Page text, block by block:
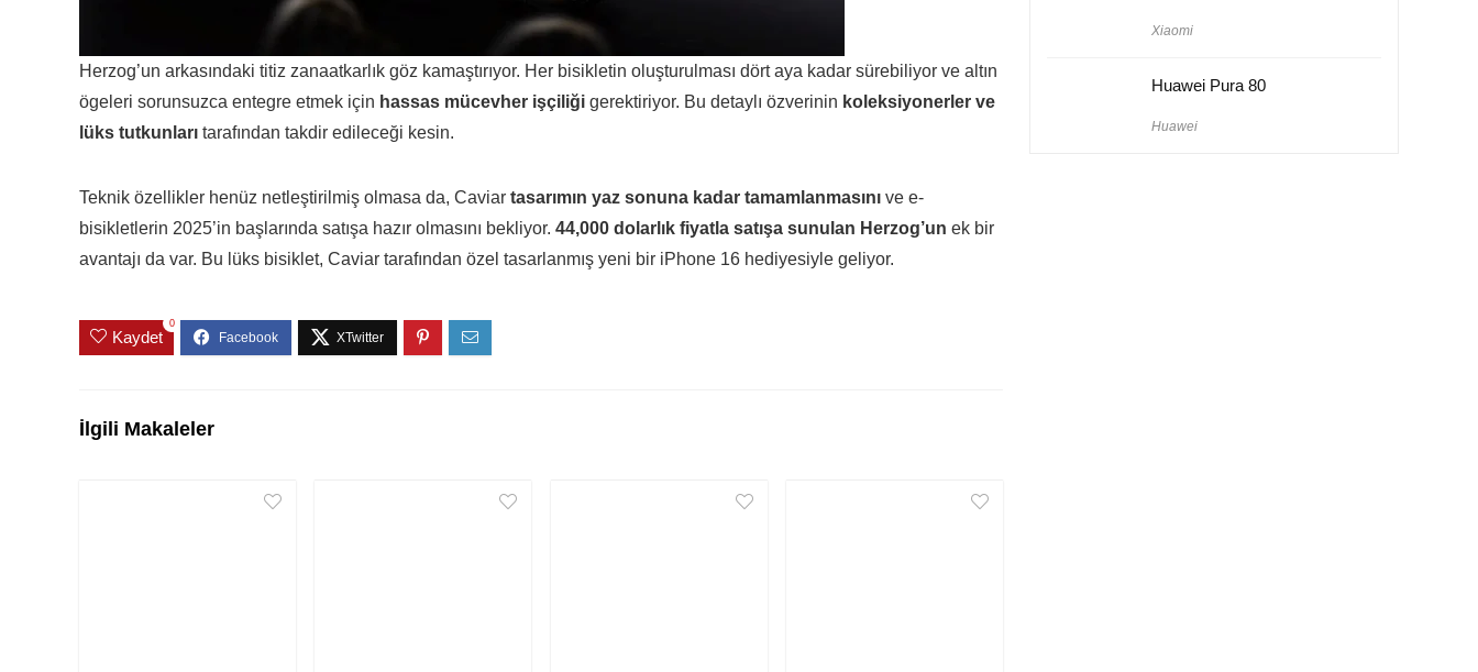
Herzog’un arkasındaki titiz zanaatkarlık göz kamaştırıyor. Her bisikletin oluşturulması dört aya kadar sürebiliyor ve altın
ögeleri sorunsuzca entegre etmek için hassas mücevher işçiliği gerektiriyor. Bu detaylı özverinin koleksiyonerler ve
lüks tutkunları tarafından takdir edileceği kesin.
Teknik özellikler henüz netleştirilmiş olmasa da, Caviar tasarımın yaz sonuna kadar tamamlanmasını ve e-
bisikletlerin 2025’in başlarında satışa hazır olmasını bekliyor. 44,000 dolarlık fiyatla satışa sunulan Herzog’un ek bir
avantajı da var. Bu lüks bisiklet, Caviar tarafından özel tasarlanmış yeni bir iPhone 16 hediyesiyle geliyor.
Kaydet
0
İlgili Makaleler
Xiaomi
Huawei Pura 80
Huawei